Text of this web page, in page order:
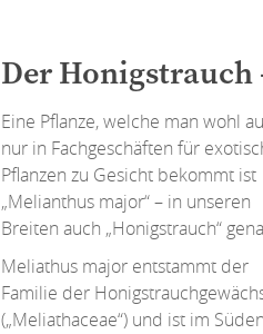
Der
Eine Pflanze, welche man wohl
nur in Fachgeschäften für
Pflanzen zu Gesicht bekommt ist
„Melianthus major“ – in unseren
Breiten auch „Honigstrauch“
Meliathus major entstammt der
Familie der
(„Meliathaceae“) und ist im